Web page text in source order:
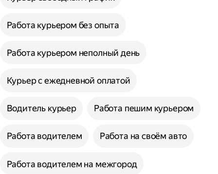
Работа курьером без опыта
Работа курьером неполный день
Курьер с ежедневной оплатой
Водитель курьер Работа пешим курьером
Работа водителем Работа на своём авто
Работа водителем на межгород